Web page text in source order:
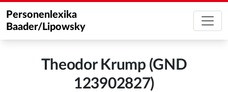
Personenlexika
Baader/Lipowsky
Theodor Krump (GND
123902827)